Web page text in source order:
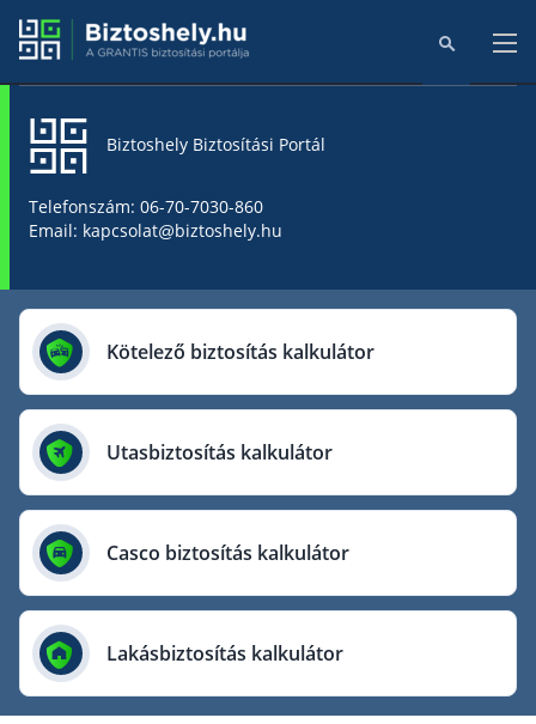
Biztosítók
AIG Biztosító
Allianz Biztosító
Cig Pannónia Biztosító
Genertel Biztosító
Groupama Biztosító
Biztoshely Biztosítási Portál
Telefonszám: 06-70-7030-860
Email: kapcsolat@biztoshely.hu
Kötelező biztosítás kalkulátor
Utasbiztosítás kalkulátor
Casco biztosítás kalkulátor
Lakásbiztosítás kalkulátor